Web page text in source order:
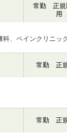
常勤 正規
用
、ペインクリニッ
常勤 正
常勤 正